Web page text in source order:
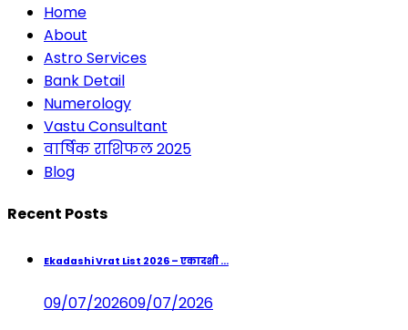
Home
About
Astro Services
Bank Detail
Numerology
Vastu Consultant
वार्षिक राशिफल 2025
Blog
Recent Posts
Ekadashi Vrat List 2026 – एकादशी ...
09/07/202609/07/2026